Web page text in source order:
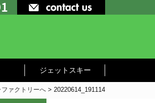
ジェットスキー
ァクトリーへ > 20220614_191114